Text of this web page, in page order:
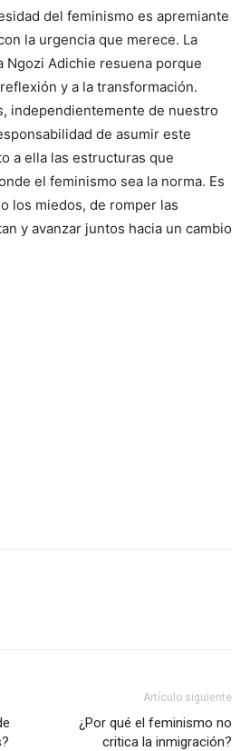
del feminismo es apremiante
la urgencia que merece. La
Ngozi Adichie resuena porque
y a la transformación.
independientemente de nuestro
de asumir este
a ella las estructuras que
el feminismo sea la norma. Es
los miedos, de romper las
y avanzar juntos hacia un cambio
Artículo siguiente
¿Por qué el feminismo no
critica la inmigración?